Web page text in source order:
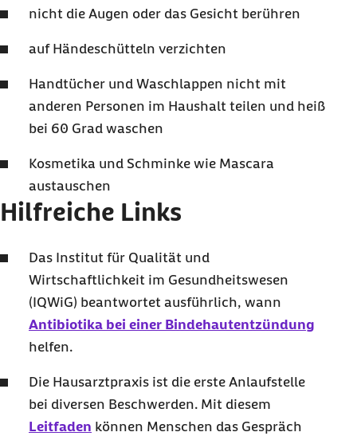
nicht die Augen oder das Gesicht berühren
auf Händeschütteln verzichten
Handtücher und Waschlappen nicht mit
anderen Personen im Haushalt teilen und heiß
bei 60 Grad waschen
Kosmetika und Schminke wie Mascara
austauschen
Hilfreiche Links
Das Institut für Qualität und
Wirtschaftlichkeit im Gesundheitswesen
(IQWiG) beantwortet ausführlich, wann
Antibiotika bei einer Bindehautentzündung
helfen.
Die Hausarztpraxis ist die erste Anlaufstelle
bei diversen Beschwerden. Mit diesem
Leitfaden können Menschen das Gespräch